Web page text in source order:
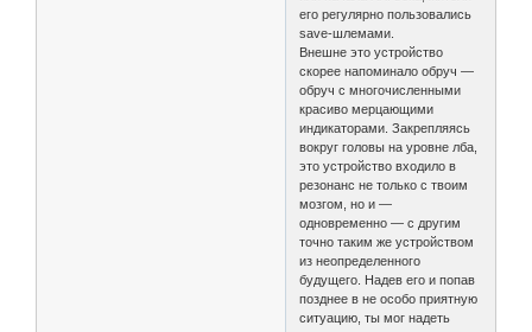
его регулярно пользовались
save-шлемами.
Внешне это устройство
скорее напоминало обруч —
обруч с многочисленными
красиво мерцающими
индикаторами. Закрепляясь
вокруг головы на уровне лба,
это устройство входило в
резонанс не только с твоим
мозгом, но и —
одновременно — с другим
точно таким же устройством
из неопределенного
будущего. Надев его и попав
позднее в не особо приятную
ситуацию, ты мог надеть